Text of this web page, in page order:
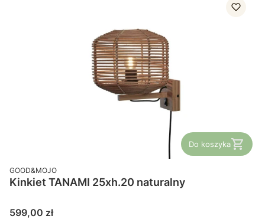
Do koszyka
PRODUCENT
GOOD&MOJO
Kinkiet TANAMI 25xh.20 naturalny
Cena
599,00 zł